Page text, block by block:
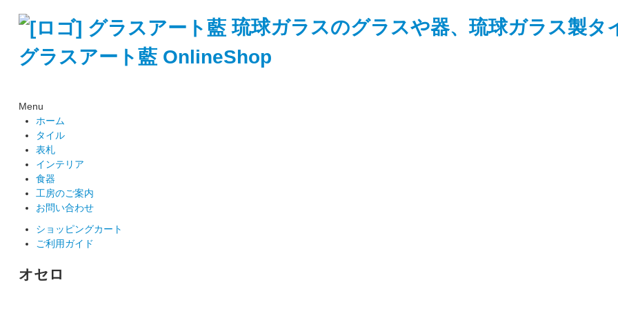
琉球ガラスのグラスや器、琉球ガラス製タ
グラスアート藍 OnlineShop
Menu
ホーム
タイル
表札
インテリア
食器
工房のご案内
お問い合わせ
ショッピングカート
ご利用ガイド
オセロ